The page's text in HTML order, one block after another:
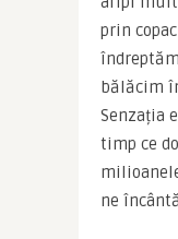
prin
bălăcim
Senzația
timp ce
ne